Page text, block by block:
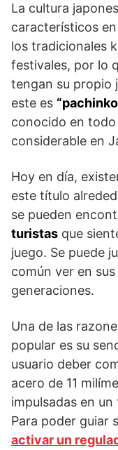
La cultura
característicos
los tradicionales
festivales, por lo
tengan su propio
este es
conocido en
considerable en
Hoy en día,
este título
se pueden
turistas que
juego. Se puede
común ver en
generaciones.
Una de las
popular es su
usuario deber
acero de 11
impulsadas en
Para poder guiar
activar un